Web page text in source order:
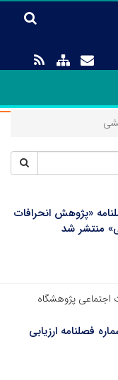
«پژوهش انحرافات
منتشر شد
اجتماعی پژوهشگاه
فصلنامه ارزیابی